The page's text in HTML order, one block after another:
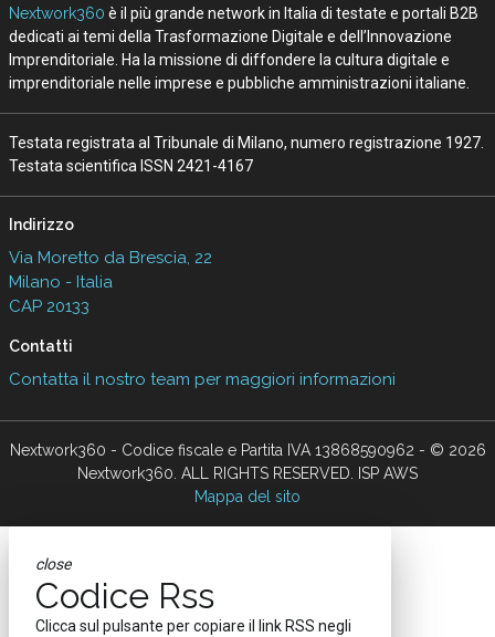
Nextwork360 è il più grande network in Italia di testate e portali B2B
dedicati ai temi della Trasformazione Digitale e dell’Innovazione
Imprenditoriale. Ha la missione di diffondere la cultura digitale e
imprenditoriale nelle imprese e pubbliche amministrazioni italiane.
Testata registrata al Tribunale di Milano, numero registrazione 1927.
Testata scientifica ISSN 2421-4167
Indirizzo
Via Moretto da Brescia, 22
Milano - Italia
CAP 20133
Contatti
Contatta il nostro team per maggiori informazioni
Nextwork360 - Codice fiscale e Partita IVA 13868590962 - © 2026
Nextwork360. ALL RIGHTS RESERVED. ISP AWS
Mappa del sito
close
Codice Rss
Clicca sul pulsante per copiare il link RSS negli